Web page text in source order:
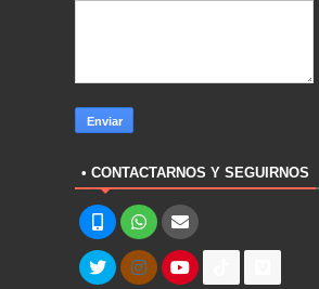
• CONTACTARNOS Y SEGUIRNOS